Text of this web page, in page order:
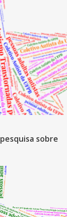
sobre